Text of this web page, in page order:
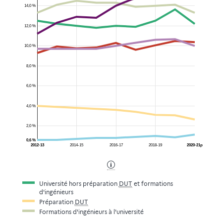
2014-15 2016-17 2018-19
2012-13 2020-21p
2,0 %
4,0 %
6,0 %
8,0 %
10,0 %
12,0 %
14,0 %
0,6 %
Université hors préparation DUT et formations
d'ingénieurs
Préparation DUT
Formations d'ingénieurs à l'université